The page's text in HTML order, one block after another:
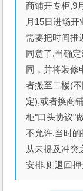
商铺开专柜,9
月15日进场
需要把时间推
同意了.当确
同，并将装修
者搬至二楼(
定),或者换商
柜"口头协议"
不允许.当时
从未提及冲突
安排,则退回